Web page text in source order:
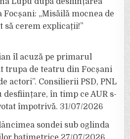
„Misăilă mocnea de
cerem explicații!”
îl acuză pe primarul
trupa de teatru din Focșani
actori”. Consilierii PSD, PNL
desființare, în timp ce AUR s-
împotrivă. 31/07/2026
sondei sub oglinda